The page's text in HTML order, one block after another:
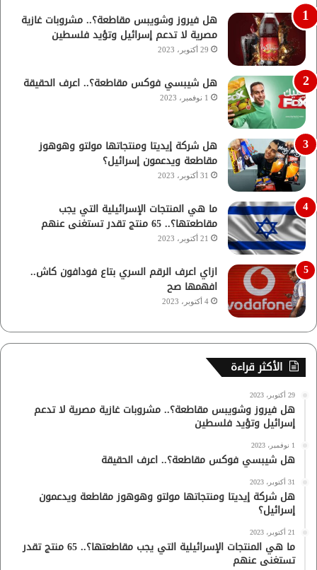
هل فيروز وشويبس مقاطعة؟.. مشروبات غازية
مصرية لا تدعم إسرائيل وتؤيد فلسطين
29 أكتوبر، 2023
هل شيبسي فوكس مقاطعة؟.. اعرف الحقيقة
1 نوفمبر، 2023
هل شركة إيديتا ومنتجاتها مولتو وهوهوز
مقاطعة ويدعمون إسرائيل؟
31 أكتوبر، 2023
ما هي المنتجات الإسرائيلية التي يجب
مقاطعتها؟.. 65 منتج تقدر تستغنى عنهم
21 أكتوبر، 2023
ازاي اعرف الرقم السري بتاع فودافون كاش..
افهمها صح
4 أكتوبر، 2023
الأكثر قراءة
29 أكتوبر، 2023
هل فيروز وشويبس مقاطعة؟.. مشروبات غازية مصرية لا تدعم
إسرائيل وتؤيد فلسطين
1 نوفمبر، 2023
هل شيبسي فوكس مقاطعة؟.. اعرف الحقيقة
31 أكتوبر، 2023
هل شركة إيديتا ومنتجاتها مولتو وهوهوز مقاطعة ويدعمون
إسرائيل؟
21 أكتوبر، 2023
ما هي المنتجات الإسرائيلية التي يجب مقاطعتها؟.. 65 منتج تقدر
تستغنى عنهم